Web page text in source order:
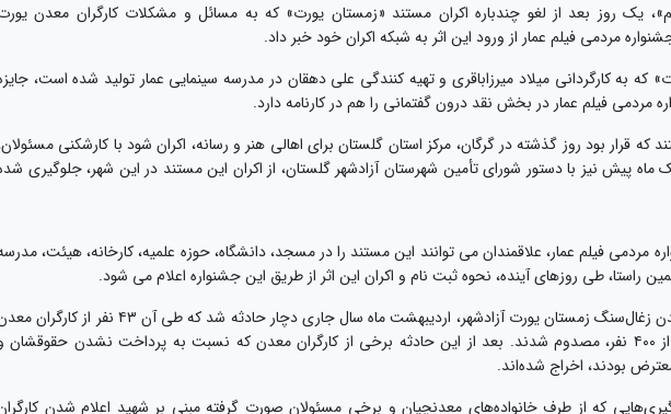
یک روز بعد از لغو چندباره اکران مستند «زمستان یورت» که به مسائل و مشکلات کارگران معدن
مردمی فیلم عمار از ورود این اثر به شبکه اکران خود خبر داد.
که به کارگردانی میلاد میرزاباقری و تهیه کنندگی علی دهقان در مدرسه سینمایی عمار تولید شده است،
مردمی فیلم عمار در بخش نقد درون گفتمانی را هم در کارنامه دارد.
قرار بود روز گذشته در گرگان، مرکز استان گلستان برای اهالی هنر و رسانه، اکران شود با کارشکنی
پیش نیز با دستور شورای تأمین شهرستان آزادشهر گلستان، از اکران این مستند در این شهر، جلوگیری
مردمی فیلم عمار، علاقمندان می توانند این مستند را در مسجد، دانشگاه، حوزه علمیه، کارخانه، هیئت،
راستا، طی روزهای آینده، نحوه ثبت نام و اکران این اثر از طریق این جشنواره اعلام می شود.
لازم به ذکر است معدن زغال‌سنگ زمستان یورت آزادشهر، اردیبهشت ماه سال جاری دچار حادثه شد که طی آن ۴۳ نفر از
جان باختند و بیش از ۴۰۰ نفر، مصدوم شدند. بعد از این حادثه برخی از کارگران معدن که نسبت به پرداخت نشدن حقوقشان
بودند، اخراج شده‌اند.
که از طرف خانواده‌های معدنچیان و برخی مسئولان صورت گرفته مبنی بر شهید اعلام شدن